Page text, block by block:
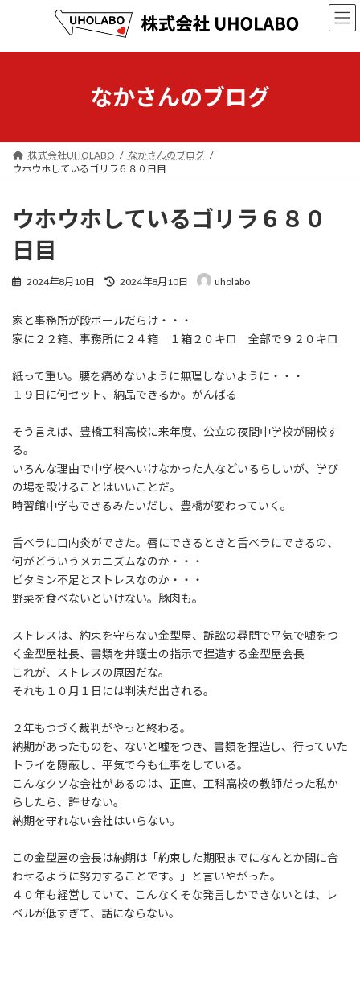
ン
ー
なかさんのブログ
株式会社UHOLABO
なかさんのブログ
ウホウホしているゴリラ６８０日目
ウホウホしているゴリラ６８０
日目
2024年8月10日
最
新
日
2024年8月10日 uholabo
家と事務所が段ボールだらけ・・・
家に２２箱、事務所に２４箱 １箱２０キロ 全部で９２０キロ
紙って重い。腰を痛めないように無理しないように・・・
１９日に何セット、納品できるか。がんばる
そう言えば、豊橋工科高校に来年度、公立の夜間中学校が開校す
る。
いろんな理由で中学校へいけなかった人などいるらしいが、学び
の場を設けることはいいことだ。
時習館中学もできるみたいだし、豊橋が変わっていく。
舌ベラに口内炎ができた。唇にできるときと舌ベラにできるの、
何がどういうメカニズムなのか・・・
ビタミン不足とストレスなのか・・・
野菜を食べないといけない。豚肉も。
ストレスは、約束を守らない金型屋、訴訟の尋問で平気で嘘をつ
く金型屋社長、書類を弁護士の指示で捏造する金型屋会長
これが、ストレスの原因だな。
それも１０月１日には判決だ出される。
２年もつづく裁判がやっと終わる。
納期があったものを、ないと嘘をつき、書類を捏造し、行っていた
トライを隠蔽し、平気で今も仕事をしている。
こんなクソな会社があるのは、正直、工科高校の教師だった私か
らしたら、許せない。
納期を守れない会社はいらない。
この金型屋の会長は納期は「約束した期限までになんとか間に合
わせるように努力することです。」と言いやがった。
４０年も経営していて、こんなくそな発言しかできないとは、レ
ベルが低すぎて、話にならない。